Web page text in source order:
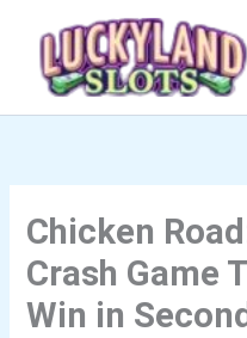
content
Chicken
Crash Game
Win in